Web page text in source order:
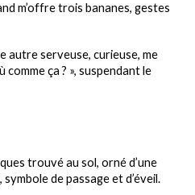
m’offre trois bananes, gestes
autre serveuse, curieuse, me
comme ça ? », suspendant le
trouvé au sol, orné d’une
, symbole de passage et d’éveil.